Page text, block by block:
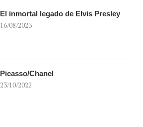
El inmortal legado de Elvis Presley
16/08/2023
Picasso/Chanel
23/10/2022